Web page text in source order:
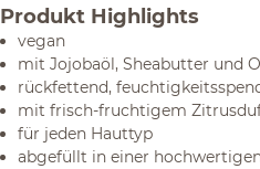
Produkt Highlights
vegan
mit Jojobaöl, Sheabutter und
rückfettend,
mit frisch-fruchtigem
für jeden Hauttyp
abgefüllt in einer